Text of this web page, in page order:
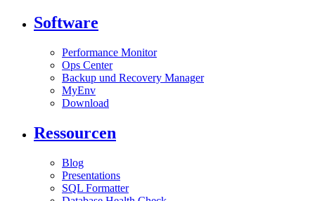
Software
Performance Monitor
Ops Center
Backup und Recovery Manager
MyEnv
Download
Ressourcen
Blog
Presentations
SQL Formatter